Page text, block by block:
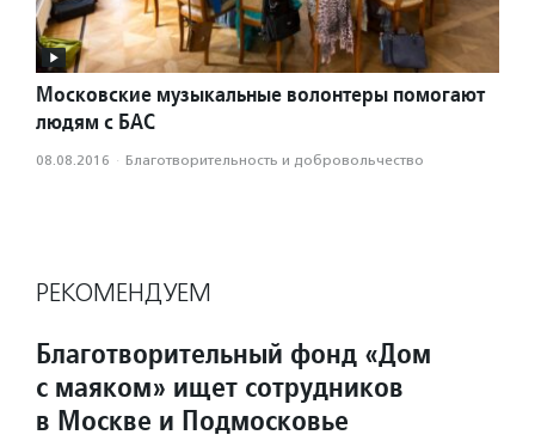
Московские музыкальные волонтеры помогают
людям с БАС
08.08.2016 · Благотвори­тель­ность и доброволь­чест­во
РЕКОМЕНДУЕМ
Благотворительный фонд «Дом
с маяком» ищет сотрудников
в Москве и Подмосковье